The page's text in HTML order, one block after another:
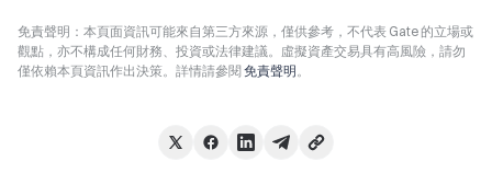
免責聲明：本頁面資訊可能來自第三方來源，僅供參考，不代表 Gate 的立場或
觀點，亦不構成任何財務、投資或法律建議。虛擬資產交易具有高風險，請勿
僅依賴本頁資訊作出決策。詳情請參閱 免責聲明。